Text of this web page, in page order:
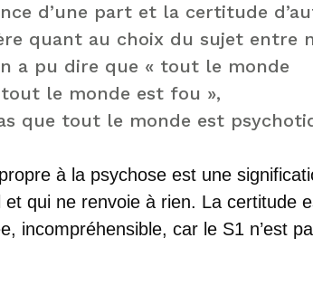
d’une part et la certitude
quant au choix du sujet entre
a pu dire que « tout le monde
le monde est fou »,
que tout le monde est
à la psychose est une
qui ne renvoie à rien. La certitude
incompréhensible, car le S1 n’est